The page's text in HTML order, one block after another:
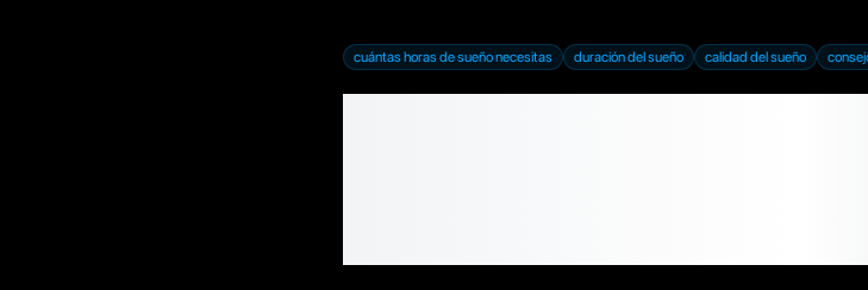
cuántas horas de sueño necesitas duración del sueño calidad del sueño